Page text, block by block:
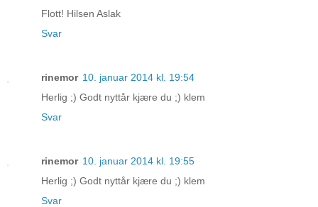
Flott! Hilsen Aslak
Svar
rinemor 10. januar 2014 kl. 19:54
Herlig ;) Godt nyttår kjære du ;) klem
Svar
rinemor 10. januar 2014 kl. 19:55
Herlig ;) Godt nyttår kjære du ;) klem
Svar